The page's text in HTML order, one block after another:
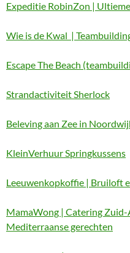
Expeditie RobinZon |
Wie is de Kwal |
Escape The Beach
Strandactiviteit Sherlock
Beleving aan Zee in
KleinVerhuur Springkussens
Leeuwenkopkoffie | Bruiloft
MamaWong | Catering Zuid-
Mediterraanse gerechten